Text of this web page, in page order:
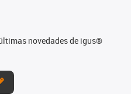
novedades de igus®